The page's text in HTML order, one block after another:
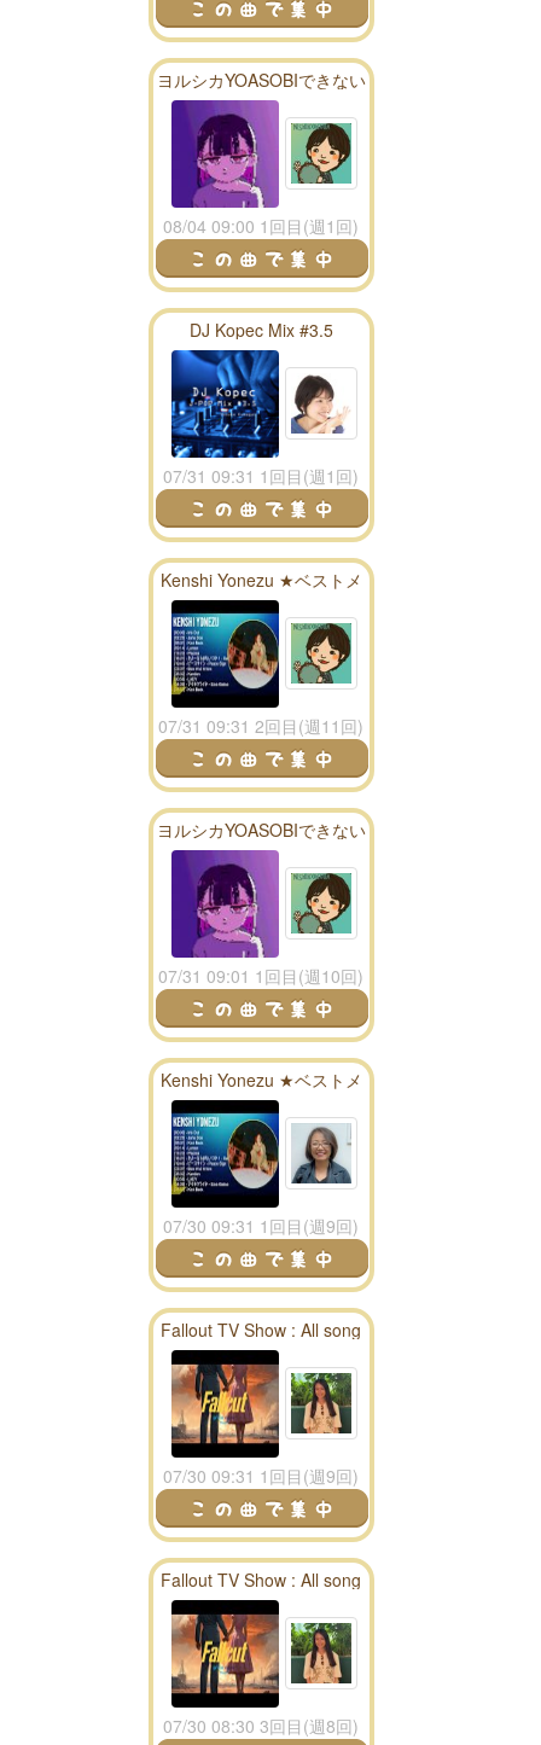
ヨルシカYOASOBIできない
からずっと真夜中でいいの
に。mix
08/04 09:00 1回目(週1回)
DJ Kopec Mix #3.5
07/31 09:31 1回目(週1回)
Kenshi Yonezu ★ベストメ
ドレー★
07/31 09:31 2回目(週11回)
ヨルシカYOASOBIできない
からずっと真夜中でいいの
に。mix
07/31 09:01 1回目(週10回)
Kenshi Yonezu ★ベストメ
ドレー★
07/30 09:31 1回目(週9回)
Fallout TV Show : All song
season 1 playlist - fallout
radio
07/30 09:31 1回目(週9回)
Fallout TV Show : All song
season 1 playlist - fallout
radio
07/30 08:30 3回目(週8回)